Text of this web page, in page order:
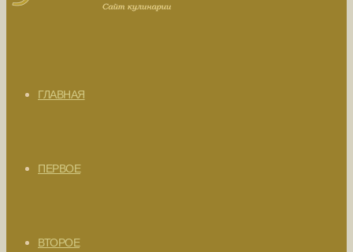
ГЛАВНАЯ
ПЕРВОЕ
ВТОРОЕ